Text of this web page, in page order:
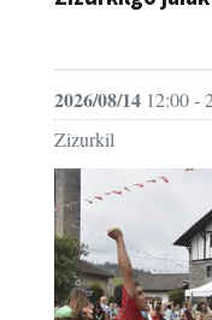
2026/08/14 12:00 -
Zizurkil